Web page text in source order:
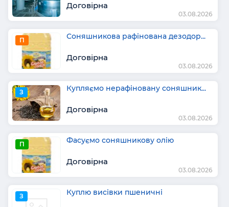
Договірна
03.08.2026
П Соняшникова рафінована дезодор...
Договірна
03.08.2026
З Купляємо нерафіновану соняшник...
Договірна
03.08.2026
П Фасуємо соняшникову олію
Договірна
03.08.2026
З Куплю висівки пшеничні